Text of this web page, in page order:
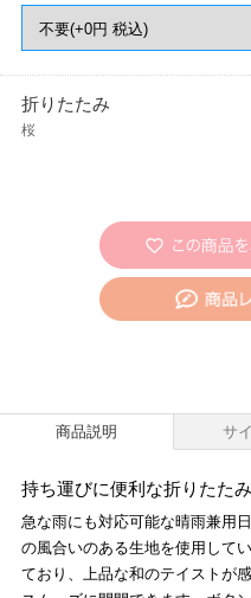
折りたたみ
桜
商品説明 サ
持ち運びに便利な折りたた
急な雨にも対応可能な晴雨兼用
の風合いのある生地を使用して
ており、上品な和のテイストが